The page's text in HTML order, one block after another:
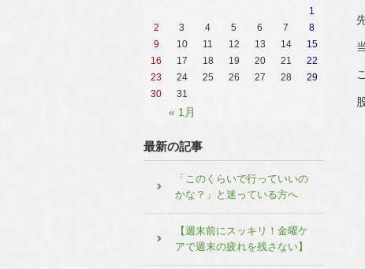
« 1月
1
2
3 4 5 6 7
8
9
10 11 12 13 14
15
16
17 18 19 20 21
22
23
24 25 26 27 28
29
30
31
最新の記事
「このくらいで行っていいの
かな？」と迷っている方へ
【週末前にスッキリ！金曜ケ
アで週末の疲れを残さない】